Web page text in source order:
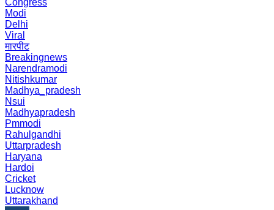
Congress
Modi
Delhi
Viral
मारपीट
Breakingnews
Narendramodi
Nitishkumar
Madhya_pradesh
Nsui
Madhyapradesh
Pmmodi
Rahulgandhi
Uttarpradesh
Haryana
Hardoi
Cricket
Lucknow
Uttarakhand